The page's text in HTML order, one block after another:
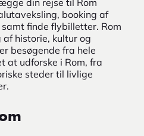
din rejse til Rom
booking af
finde flybilletter. Rom
historie, kultur og
besøgende fra hele
at udforske i Rom, fra
steder til livlige